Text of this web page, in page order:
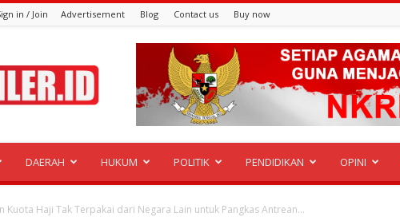
in / Join Advertisement Blog Contact us Buy now
DAERAH HUKUM POLITIK PENDIDIKAN OPINI
Kuota Haji Tak Terpakai dari Negara Lain untuk Pangkas Antrean...